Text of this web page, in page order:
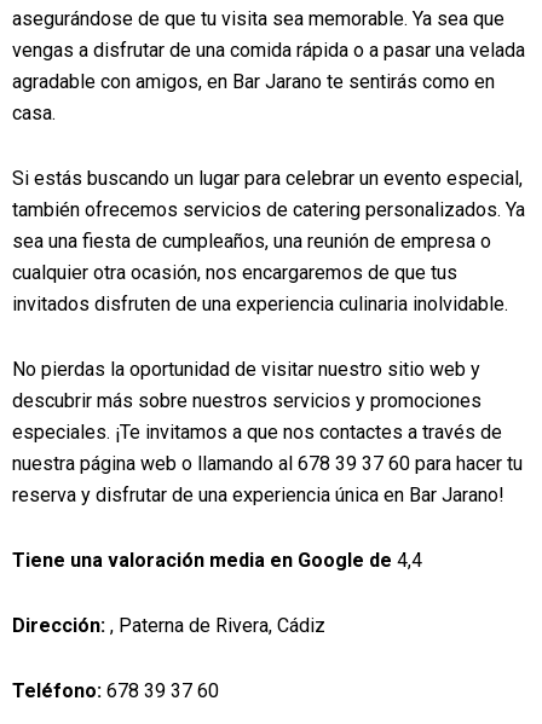
asegurándose de que tu visita sea memorable. Ya sea que
vengas a disfrutar de una comida rápida o a pasar una velada
agradable con amigos, en Bar Jarano te sentirás como en
casa.
Si estás buscando un lugar para celebrar un evento especial,
también ofrecemos servicios de catering personalizados. Ya
sea una fiesta de cumpleaños, una reunión de empresa o
cualquier otra ocasión, nos encargaremos de que tus
invitados disfruten de una experiencia culinaria inolvidable.
No pierdas la oportunidad de visitar nuestro sitio web y
descubrir más sobre nuestros servicios y promociones
especiales. ¡Te invitamos a que nos contactes a través de
nuestra página web o llamando al 678 39 37 60 para hacer tu
reserva y disfrutar de una experiencia única en Bar Jarano!
Tiene una valoración media en Google de 4,4
Dirección: , Paterna de Rivera, Cádiz
Teléfono: 678 39 37 60